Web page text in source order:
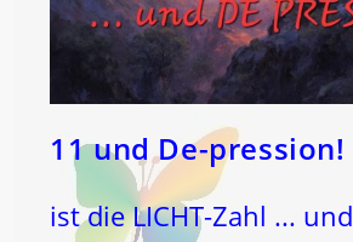
11 und De-pression!
ist die LICHT-Zahl ... und